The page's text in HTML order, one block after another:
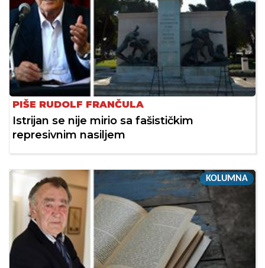
PIŠE RUDOLF FRANČULA
Istrijan se nije mirio sa fašističkim
represivnim nasiljem
KOLUMNA